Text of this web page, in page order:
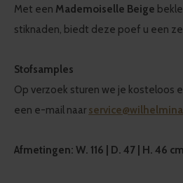
Met een Mademoiselle Beige
stiknaden, biedt deze poef u een
Stofsamples
Op verzoek sturen we je kosteloos
een e-mail naar
Afmetingen: W. 116 | D. 47 | H. 46 cm